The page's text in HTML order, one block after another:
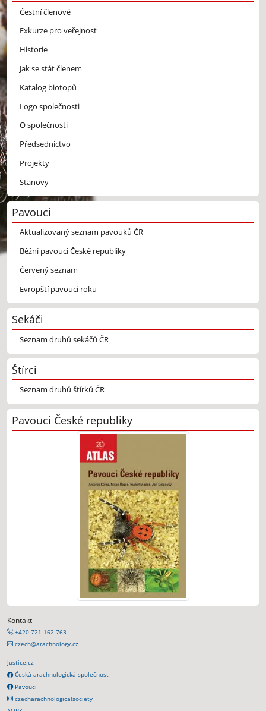
Čestní členové
Exkurze pro veřejnost
Historie
Jak se stát členem
Katalog biotopů
Logo společnosti
O společnosti
Předsednictvo
Projekty
Stanovy
Pavouci
Aktualizovaný seznam pavouků ČR
Běžní pavouci České republiky
Červený seznam
Evropští pavouci roku
Sekáči
Seznam druhů sekáčů ČR
Štírci
Seznam druhů štírků ČR
Pavouci České republiky
Kontakt
+420 721 162 763
czech@arachnology.cz
Justice.cz
Česká arachnologická společnost
Pavouci
czecharachnologicalsociety